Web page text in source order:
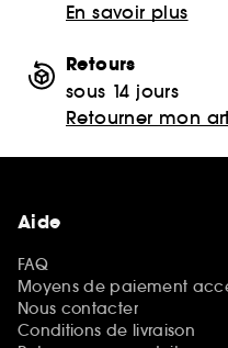
En savoir plus
Retours
sous 14 jours
Retourner mon
Aide
FAQ
Moyens de paiement
Nous contacter
Conditions de livraison